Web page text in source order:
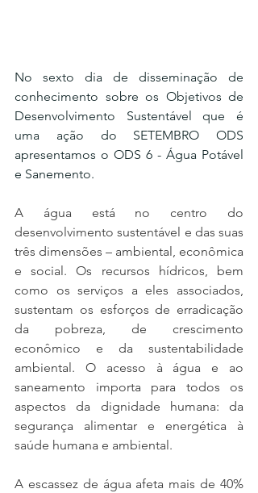
No sexto dia de disseminação de
conhecimento sobre os Objetivos de
Desenvolvimento Sustentável que é
uma ação do SETEMBRO ODS
apresentamos o ODS 6 - Água Potável
e Sanemento.
A água está no centro do
desenvolvimento sustentável e das suas
três dimensões – ambiental, econômica
e social. Os recursos hídricos, bem
como os serviços a eles associados,
sustentam os esforços de erradicação
da pobreza, de crescimento
econômico e da sustentabilidade
ambiental. O acesso à água e ao
saneamento importa para todos os
aspectos da dignidade humana: da
segurança alimentar e energética à
saúde humana e ambiental.
A escassez de água afeta mais de 40%